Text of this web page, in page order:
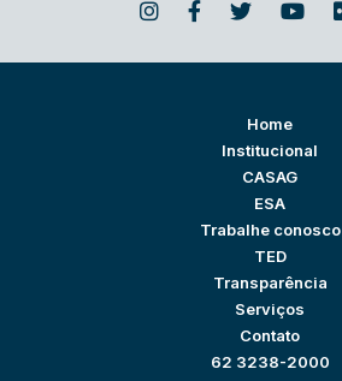
Home
Institucional
CASAG
ESA
Trabalhe conosco
TED
Transparência
Serviços
Contato
62 3238-2000